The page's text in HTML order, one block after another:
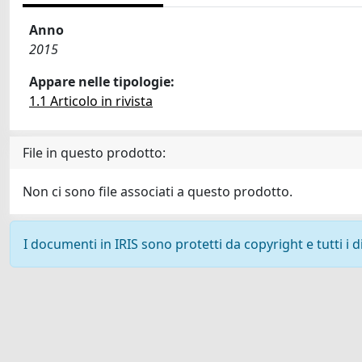
Anno
2015
Appare nelle tipologie:
1.1 Articolo in rivista
File in questo prodotto:
Non ci sono file associati a questo prodotto.
I documenti in IRIS sono protetti da copyright e tutti i